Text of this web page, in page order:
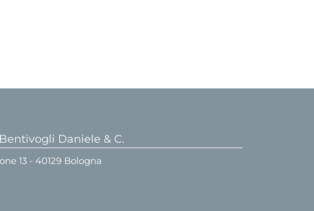
Daniele & C.
13 - 40129 Bologna